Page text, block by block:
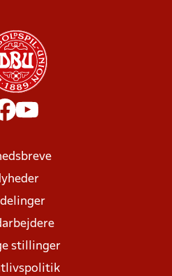
stillinger